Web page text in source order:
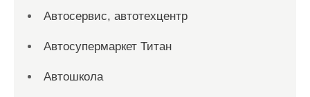
Автосервис, автотехцентр
Автосупермаркет Титан
Автошкола